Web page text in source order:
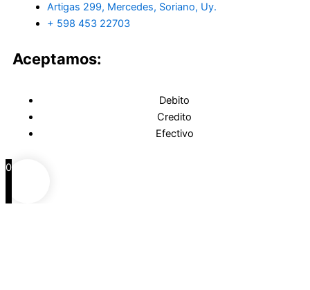
Artigas 299, Mercedes, Soriano, Uy.
+ 598 453 22703
Aceptamos:
Debito
Credito
Efectivo
0